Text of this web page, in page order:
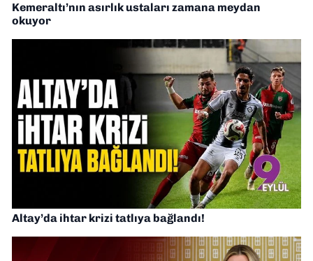
Kemeraltı’nın asırlık ustaları zamana meydan
okuyor
Altay’da ihtar krizi tatlıya bağlandı!